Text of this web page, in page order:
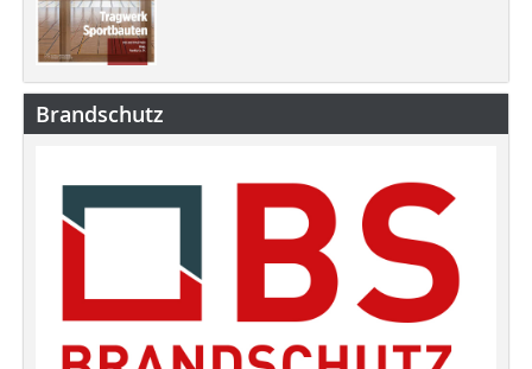
Brandschutz